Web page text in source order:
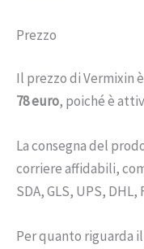
Prezzo
Il prezzo di Vermixin
78 euro, poiché è
La consegna del
corriere affidabili,
SDA, GLS, UPS, DHL,
Per quanto riguarda